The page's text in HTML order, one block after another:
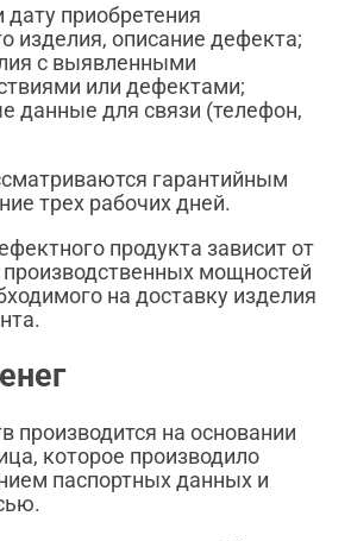
дату приобретения
изделия, описание дефекта;
с выявленными
или дефектами;
данные для связи (телефон,
гарантийным
трех рабочих дней.
продукта зависит от
мощностей
на доставку изделия
производится на основании
которое производило
паспортных данных и